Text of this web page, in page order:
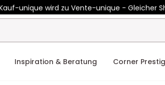
unique wird zu Vente-unique - Gleicher
€450 mitENJOY10auf Vente-unique-Produkte
Inspiration & Beratung Corner